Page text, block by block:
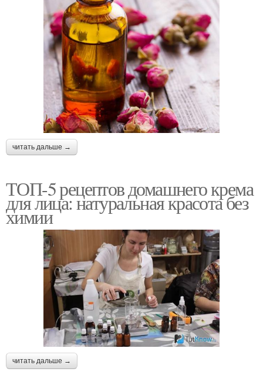
читать дальше →
ТОП-5 рецептов домашнего крема
для лица: натуральная красота без
химии
читать дальше →